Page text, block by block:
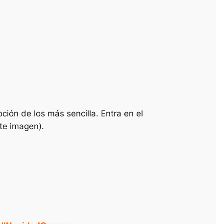
de los más sencilla. Entra en el
imagen).